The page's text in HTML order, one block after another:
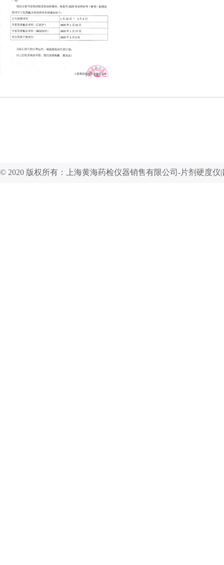
© 2020 版权所有：上海黄海药检仪器销售有限公司-片剂硬度